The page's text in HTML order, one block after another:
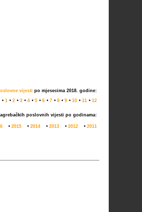
vijesti po mjesecima 2018. godine:
• 1 • 2 • 3 • 4 • 5 • 6 • 7 • 8 • 9 • 10 • 11 • 12
poslovnih vijesti po godinama:
• 2015 • 2014 • 2013 • 2012 • 2011